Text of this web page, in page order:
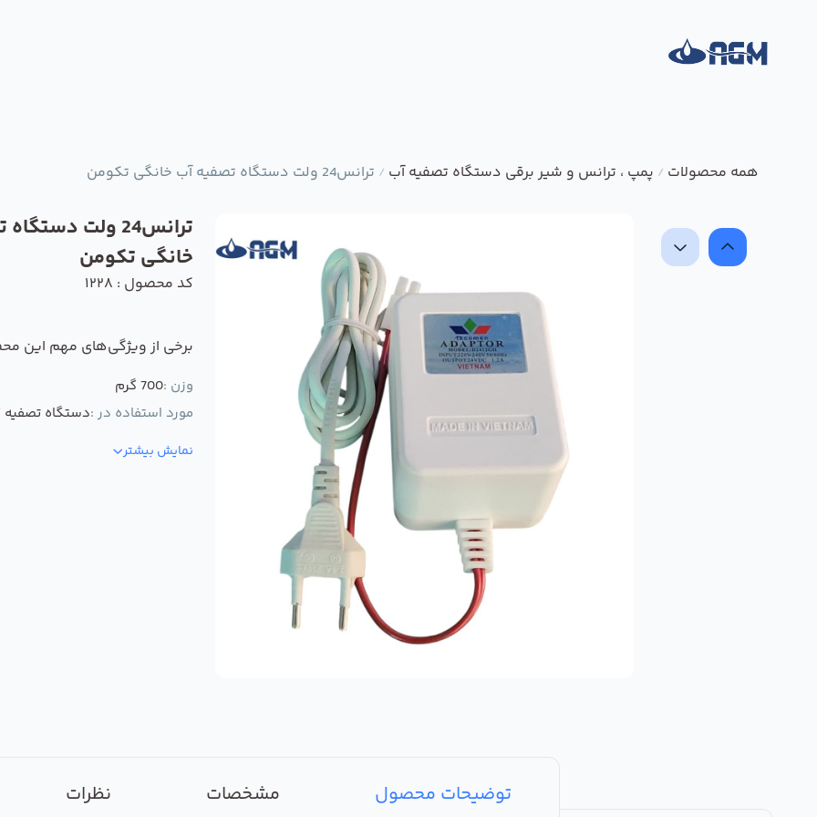
همه محصولات / پمپ ، ترانس و شیر برقی دستگاه تصفیه آب / ترانس24 ولت دستگاه تصفیه آب خانگی تکومن
ترانس24 ولت
خانگی تکومن
کد محصول : 1228
برخی از ویژگی‌های مهم این
وزن :700 گرم
مورد استفاده در :دستگاه تصفیه
نمایش بیشتر
توضیحات محصول مشخصات نظرات